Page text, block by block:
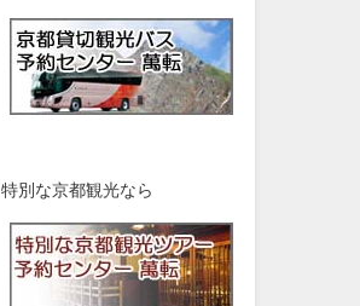
特別な京都観光なら